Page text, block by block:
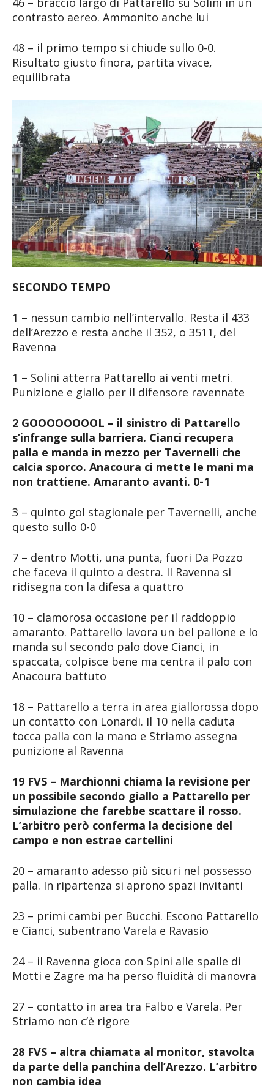
contrasto aereo. Ammonito anche lui
48 – il primo tempo si chiude sullo 0-0.
Risultato giusto finora, partita vivace,
equilibrata
SECONDO TEMPO
1 – nessun cambio nell’intervallo. Resta il 433
dell’Arezzo e resta anche il 352, o 3511, del
Ravenna
1 – Solini atterra Pattarello ai venti metri.
Punizione e giallo per il difensore ravennate
2 GOOOOOOOOL – il sinistro di Pattarello
s’infrange sulla barriera. Cianci recupera
palla e manda in mezzo per Tavernelli che
calcia sporco. Anacoura ci mette le mani ma
non trattiene. Amaranto avanti. 0-1
3 – quinto gol stagionale per Tavernelli, anche
questo sullo 0-0
7 – dentro Motti, una punta, fuori Da Pozzo
che faceva il quinto a destra. Il Ravenna si
ridisegna con la difesa a quattro
10 – clamorosa occasione per il raddoppio
amaranto. Pattarello lavora un bel pallone e lo
manda sul secondo palo dove Cianci, in
spaccata, colpisce bene ma centra il palo con
Anacoura battuto
18 – Pattarello a terra in area giallorossa dopo
un contatto con Lonardi. Il 10 nella caduta
tocca palla con la mano e Striamo assegna
punizione al Ravenna
19 FVS – Marchionni chiama la revisione per
un possibile secondo giallo a Pattarello per
simulazione che farebbe scattare il rosso.
L’arbitro però conferma la decisione del
campo e non estrae cartellini
20 – amaranto adesso più sicuri nel possesso
palla. In ripartenza si aprono spazi invitanti
23 – primi cambi per Bucchi. Escono Pattarello
e Cianci, subentrano Varela e Ravasio
24 – il Ravenna gioca con Spini alle spalle di
Motti e Zagre ma ha perso fluidità di manovra
27 – contatto in area tra Falbo e Varela. Per
Striamo non c’è rigore
28 FVS – altra chiamata al monitor, stavolta
da parte della panchina dell’Arezzo. L’arbitro
non cambia idea